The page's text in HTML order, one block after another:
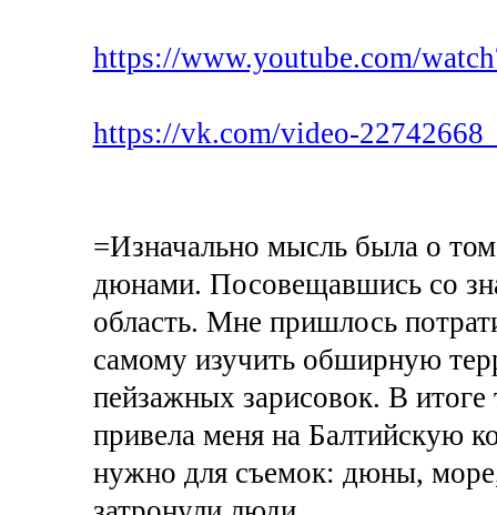
https://www.youtube.com/
https://vk.com/video-
=Изначально мысль была о
дюнами. Посовещавшись со
область. Мне пришлось
самому изучить обширную
пейзажных зарисовок. В итоге
привела меня на Балтийскую
нужно для съемок: дюны,